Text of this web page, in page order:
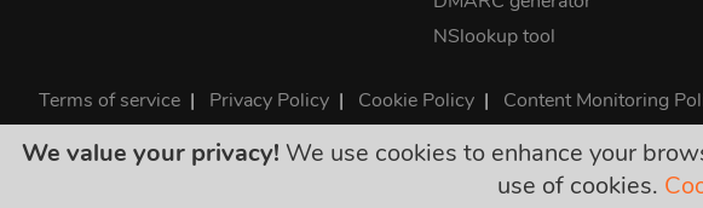
NSlookup tool
Terms of service | Privacy Policy | Cookie Policy | Content Monitoring
©2026 ClouDNS
Všetky ceny sú konečné a
We value your privacy! We use cookies to enhance your
use of cookies.